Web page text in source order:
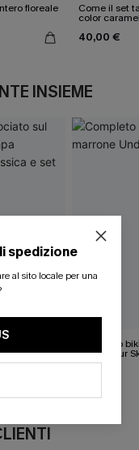
floreale Come il set
color
40,00 €
INSIEME
vita alta
Completo
Under Your
spedizione
al sito locale per una